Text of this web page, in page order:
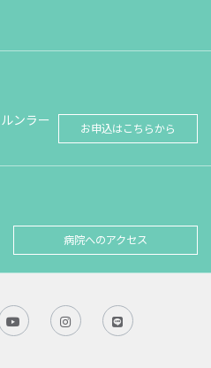
ンラー
お申込はこちらから
病院へのアクセス